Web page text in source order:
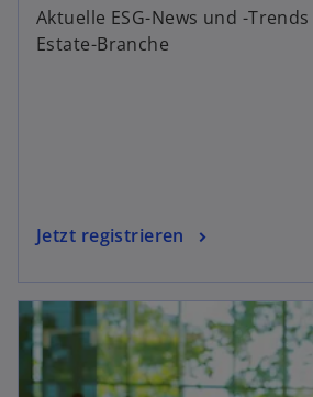
Aktuelle ESG-News und -
Estate-Branche
Jetzt registrieren